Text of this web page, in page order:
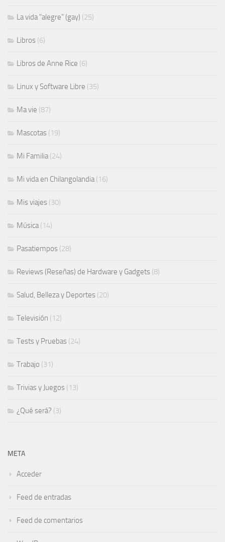
La vida "alegre" (gay) (25)
Libros (6)
Libros de Anne Rice (6)
Linux y Software Libre (35)
Ma vie (87)
Mascotas (19)
Mi Familia(24)
Mi vida en Chilangolandia(16)
Mis viajes (30)
Música(14)
Pasatiempos (28)
Reviews (Reseñas) de Hardware y Gadgets (8)
Salud, Belleza y Deportes (20)
Televisión (12)
Tests y Pruebas (24)
Trabajo (31)
Trivias y Juegos (13)
¿Qué será? (3)
META
Acceder
Feed de entradas
Feed de comentarios